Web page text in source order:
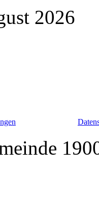
2026